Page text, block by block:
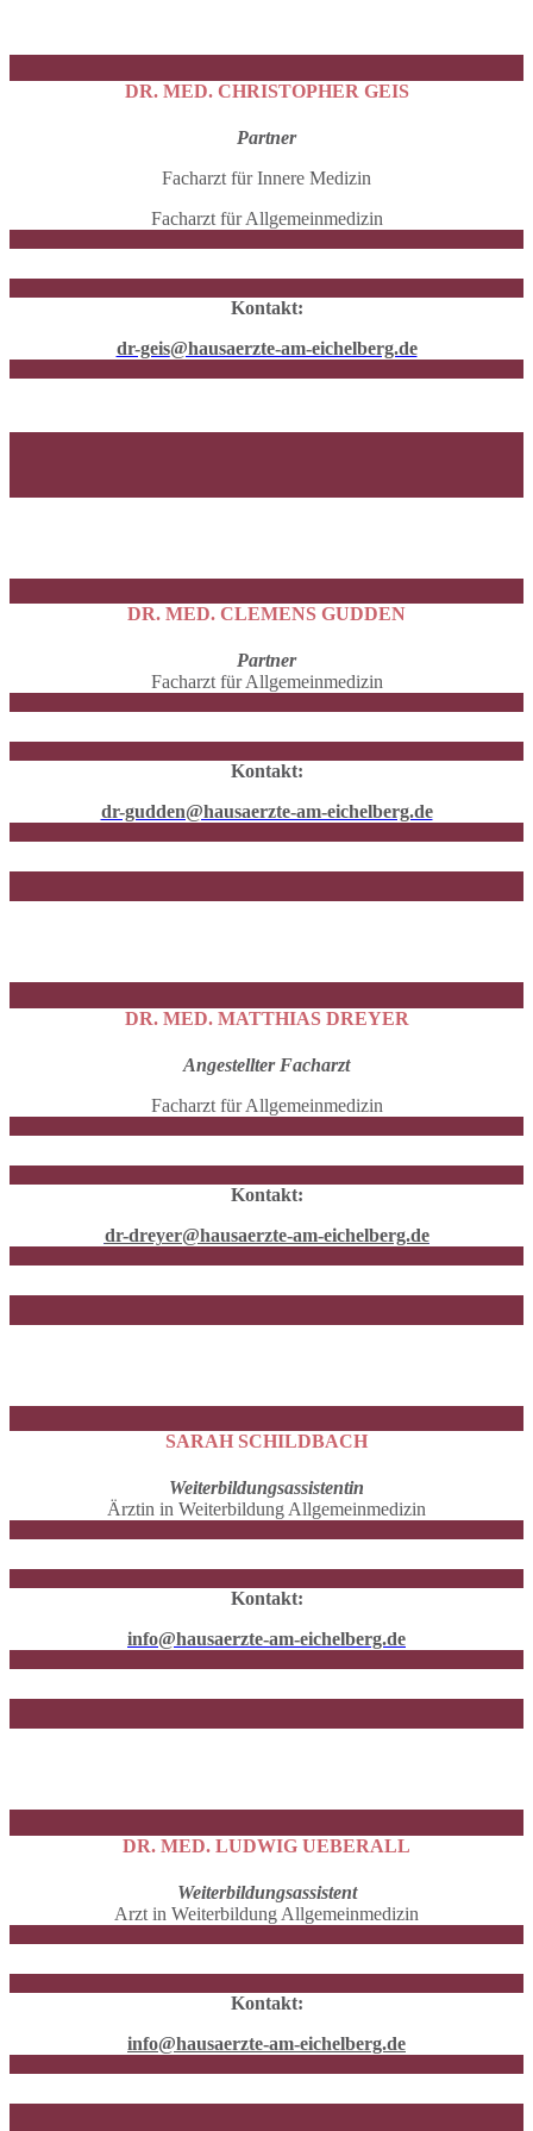
DR. MED. CHRISTOPHER GEIS
Partner
Facharzt für Innere Medizin
Facharzt für Allgemeinmedizin
Kontakt:
dr-geis@hausaerzte-am-eichelberg.de
DR. MED. CLEMENS GUDDEN
Partner
Facharzt für Allgemeinmedizin
Kontakt:
dr-gudden@hausaerzte-am-eichelberg.de
DR. MED. MATTHIAS DREYER
Angestellter Facharzt
Facharzt für Allgemeinmedizin
Kontakt:
dr-dreyer@hausaerzte-am-eichelberg.de
SARAH SCHILDBACH
Weiterbildungsassistentin
Ärztin in Weiterbildung Allgemeinmedizin
Kontakt:
info@hausaerzte-am-eichelberg.de
DR. MED. LUDWIG UEBERALL
Weiterbildungsassistent
Arzt in Weiterbildung Allgemeinmedizin
Kontakt:
info@hausaerzte-am-eichelberg.de